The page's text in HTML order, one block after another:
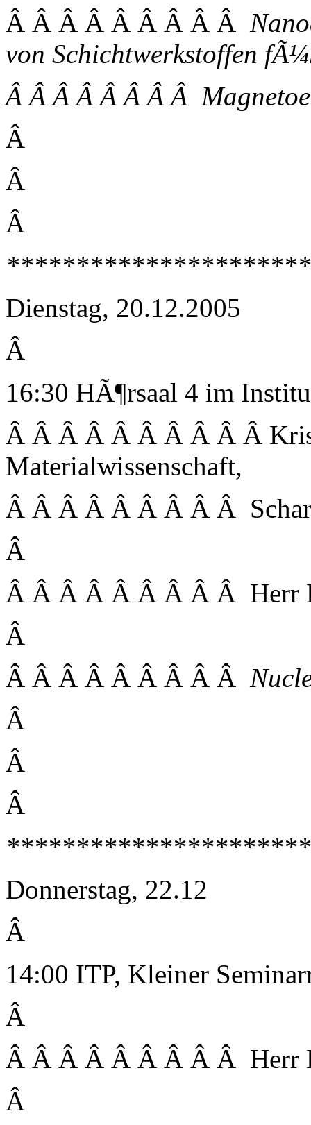
Â Â Â Â Â Â Â Â Â
von Schichtwerkstoffen
Â Â Â Â Â Â Â Â
Â
Â
Â
Dienstag, 20.12.2005
Â
16:30 HÃ¶rsaal 4 im
Â Â Â Â Â Â Â Â Â Â
Materialwissenschaft,
Â Â Â Â Â Â Â Â Â
Â
Â Â Â Â Â Â Â Â Â Herr
Â
Â Â Â Â Â Â Â Â Â
Â
Â
Â
Donnerstag, 22.12
Â
14:00 ITP, Kleiner
Â
Â Â Â Â Â Â Â Â Â Herr
Â